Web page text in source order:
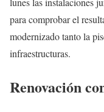
para comprobar el
modernizado tanto la
infraestructuras.
Renovación